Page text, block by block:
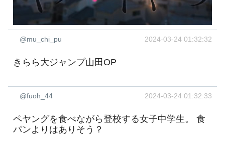
@mu_chi_pu 2024-03-24 01:32:32
きらら大ジャンプ山田OP
@fuoh_44 2024-03-24 01:32:33
ペヤングを食べながら登校する女子中学生。 食
パンよりはありそう？